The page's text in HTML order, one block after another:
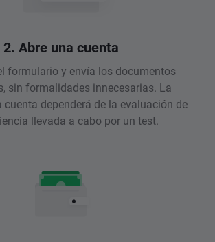
2. Abre una cuenta
formulario y envía los documentos
sin formalidades innecesarias. La
cuenta dependerá de la evaluación de
llevada a cabo por un test.